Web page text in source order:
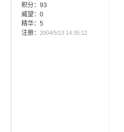
积分：93
威望：0
精华：5
注册：
2004/5/13 14:35:12